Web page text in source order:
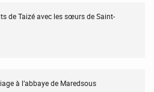
de Taizé avec les sœurs de Saint-
à l’abbaye de Maredsous